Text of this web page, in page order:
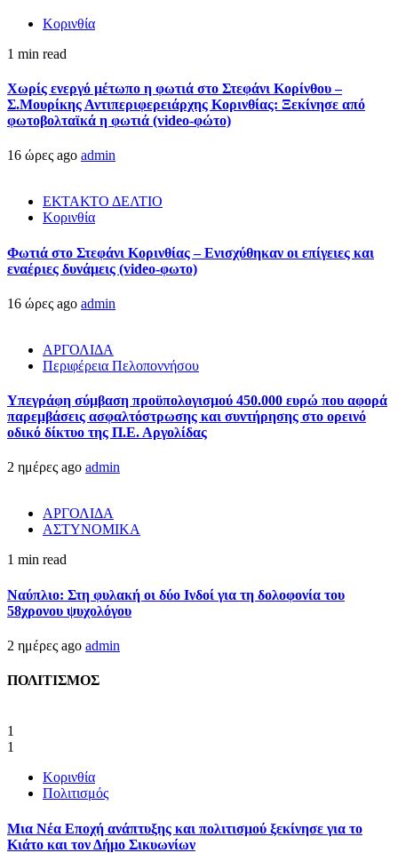
Κορινθία
1 min read
Χωρίς ενεργό μέτωπο η φωτιά στο Στεφάνι Κορίνθου –
Σ.Μουρίκης Αντιπεριφερειάρχης Κορινθίας: Ξεκίνησε από
φωτοβολταϊκά η φωτιά (video-φώτο)
16 ώρες ago admin
ΕΚΤΑΚΤΟ ΔΕΛΤΙΟ
Κορινθία
Φωτιά στο Στεφάνι Κορινθίας – Ενισχύθηκαν οι επίγειες και
εναέριες δυνάμεις (video-φωτο)
16 ώρες ago admin
ΑΡΓΟΛΙΔΑ
Περιφέρεια Πελοποννήσου
Υπεγράφη σύμβαση προϋπολογισμού 450.000 ευρώ που αφορά
παρεμβάσεις ασφαλτόστρωσης και συντήρησης στο ορεινό
οδικό δίκτυο της Π.Ε. Αργολίδας
2 ημέρες ago admin
ΑΡΓΟΛΙΔΑ
ΑΣΤΥΝΟΜΙΚΑ
1 min read
Ναύπλιο: Στη φυλακή οι δύο Ινδοί για τη δολοφονία του
58χρονου ψυχολόγου
2 ημέρες ago admin
ΠΟΛΙΤΙΣΜΟΣ
1
1
Κορινθία
Πολιτισμός
Μια Νέα Εποχή ανάπτυξης και πολιτισμού ξεκίνησε για το
Κιάτο και τον Δήμο Σικυωνίων